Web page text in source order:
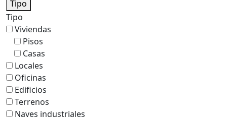
Tipo
Tipo
Viviendas
Pisos
Casas
Locales
Oficinas
Edificios
Terrenos
Naves industriales